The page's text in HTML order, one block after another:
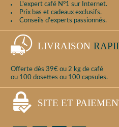
L'expert café N°1 sur Internet.
Prix bas et cadeaux exclusifs.
Conseils d'experts passionnés.
LIVRAISON
Offerte dès 39€ ou 2 kg de café
ou 100 dosettes ou 100 capsules.
SITE ET